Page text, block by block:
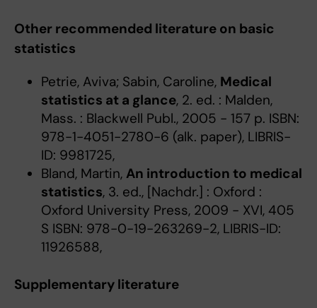
Other recommended literature on basic
statistics
Petrie, Aviva; Sabin, Caroline, Medical
statistics at a glance, 2. ed. : Malden,
Mass. : Blackwell Publ., 2005 - 157 p. ISBN:
978-1-4051-2780-6 (alk. paper), LIBRIS-
ID: 9981725,
Bland, Martin, An introduction to medical
statistics, 3. ed., [Nachdr.] : Oxford :
Oxford University Press, 2009 - XVI, 405
S ISBN: 978-0-19-263269-2, LIBRIS-ID:
11926588,
Supplementary literature